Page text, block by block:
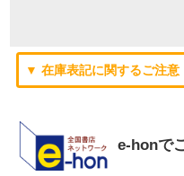
▼ 在庫表記に関するご注意
e-honで